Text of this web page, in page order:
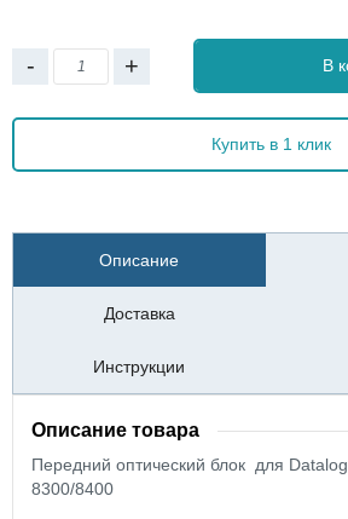
- + В
Купить в 1 клик
Описание
Доставка
Инструкции
Описание товара
Передний оптический блок для
8300/8400